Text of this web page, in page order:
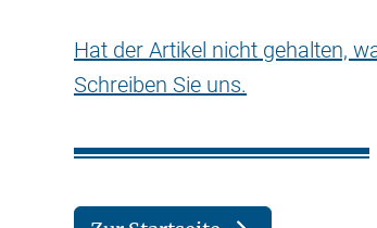
Hat der Artikel nicht gehalten,
Schreiben Sie uns.